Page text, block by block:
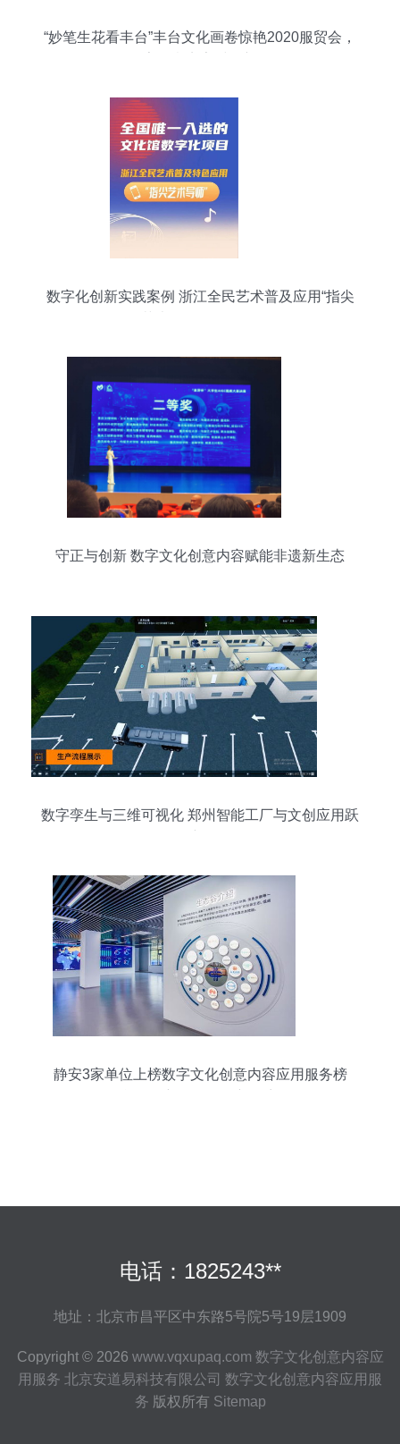
“妙笔生花看丰台”丰台文化画卷惊艳2020服贸会，
数字化创新实践案例 浙江全民艺术普及应用“指尖
守正与创新 数字文化创意内容赋能非遗新生态
数字孪生与三维可视化 郑州智能工厂与文创应用跃
静安3家单位上榜数字文化创意内容应用服务榜
电话：1825243**
地址：北京市昌平区中东路5号院5号19层1909
Copyright © 2026 www.vqxupaq.com 数字文化创意内容应
用服务 北京安道易科技有限公司 数字文化创意内容应用服
务 版权所有 Sitemap